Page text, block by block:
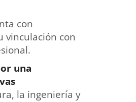
con
vinculación con
una
la ingeniería y